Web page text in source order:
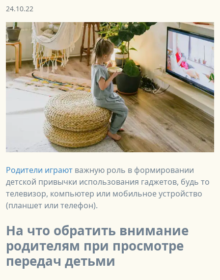
24.10.22
Родители играют важную роль в формировании
детской привычки использования гаджетов, будь то
телевизор, компьютер или мобильное устройство
(планшет или телефон).
На что обратить внимание
родителям при просмотре
передач детьми